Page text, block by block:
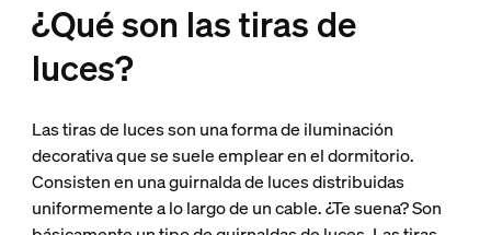
¿Qué son las tiras de
luces?
Las tiras de luces son una forma de iluminación
decorativa que se suele emplear en el dormitorio.
Consisten en una guirnalda de luces distribuidas
uniformemente a lo largo de un cable. ¿Te suena? Son